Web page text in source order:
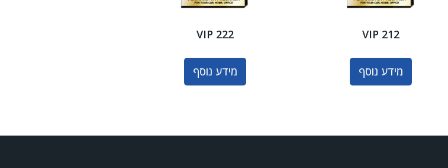
VIP 212
מידע נוסף
VIP 222
מידע נוסף